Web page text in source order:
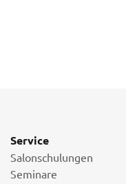
Service
Salonschulungen
Seminare